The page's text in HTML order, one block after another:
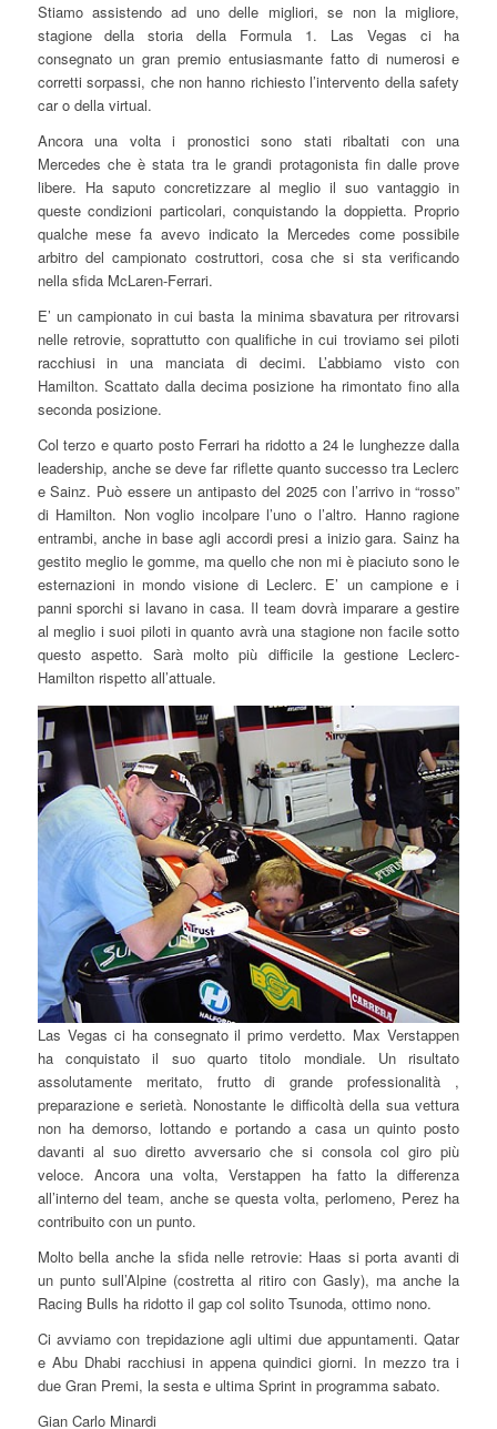
Stiamo assistendo ad uno delle migliori, se non la migliore,
stagione della storia della Formula 1. Las Vegas ci ha
consegnato un gran premio entusiasmante fatto di numerosi e
corretti sorpassi, che non hanno richiesto l’intervento della safety
car o della virtual.
Ancora una volta i pronostici sono stati ribaltati con una
Mercedes che è stata tra le grandi protagonista fin dalle prove
libere. Ha saputo concretizzare al meglio il suo vantaggio in
queste condizioni particolari, conquistando la doppietta. Proprio
qualche mese fa avevo indicato la Mercedes come possibile
arbitro del campionato costruttori, cosa che si sta verificando
nella sfida McLaren-Ferrari.
E’ un campionato in cui basta la minima sbavatura per ritrovarsi
nelle retrovie, soprattutto con qualifiche in cui troviamo sei piloti
racchiusi in una manciata di decimi. L’abbiamo visto con
Hamilton. Scattato dalla decima posizione ha rimontato fino alla
seconda posizione.
Col terzo e quarto posto Ferrari ha ridotto a 24 le lunghezze dalla
leadership, anche se deve far riflette quanto successo tra Leclerc
e Sainz. Può essere un antipasto del 2025 con l’arrivo in “rosso”
di Hamilton. Non voglio incolpare l’uno o l’altro. Hanno ragione
entrambi, anche in base agli accordi presi a inizio gara. Sainz ha
gestito meglio le gomme, ma quello che non mi è piaciuto sono le
esternazioni in mondo visione di Leclerc. E’ un campione e i
panni sporchi si lavano in casa. Il team dovrà imparare a gestire
al meglio i suoi piloti in quanto avrà una stagione non facile sotto
questo aspetto. Sarà molto più difficile la gestione Leclerc-
Hamilton rispetto all’attuale.
Las Vegas ci ha consegnato il primo verdetto. Max Verstappen
ha conquistato il suo quarto titolo mondiale. Un risultato
assolutamente meritato, frutto di grande professionalità ,
preparazione e serietà. Nonostante le difficoltà della sua vettura
non ha demorso, lottando e portando a casa un quinto posto
davanti al suo diretto avversario che si consola col giro più
veloce. Ancora una volta, Verstappen ha fatto la differenza
all’interno del team, anche se questa volta, perlomeno, Perez ha
contribuito con un punto.
Molto bella anche la sfida nelle retrovie: Haas si porta avanti di
un punto sull’Alpine (costretta al ritiro con Gasly), ma anche la
Racing Bulls ha ridotto il gap col solito Tsunoda, ottimo nono.
Ci avviamo con trepidazione agli ultimi due appuntamenti. Qatar
e Abu Dhabi racchiusi in appena quindici giorni. In mezzo tra i
due Gran Premi, la sesta e ultima Sprint in programma sabato.
Gian Carlo Minardi